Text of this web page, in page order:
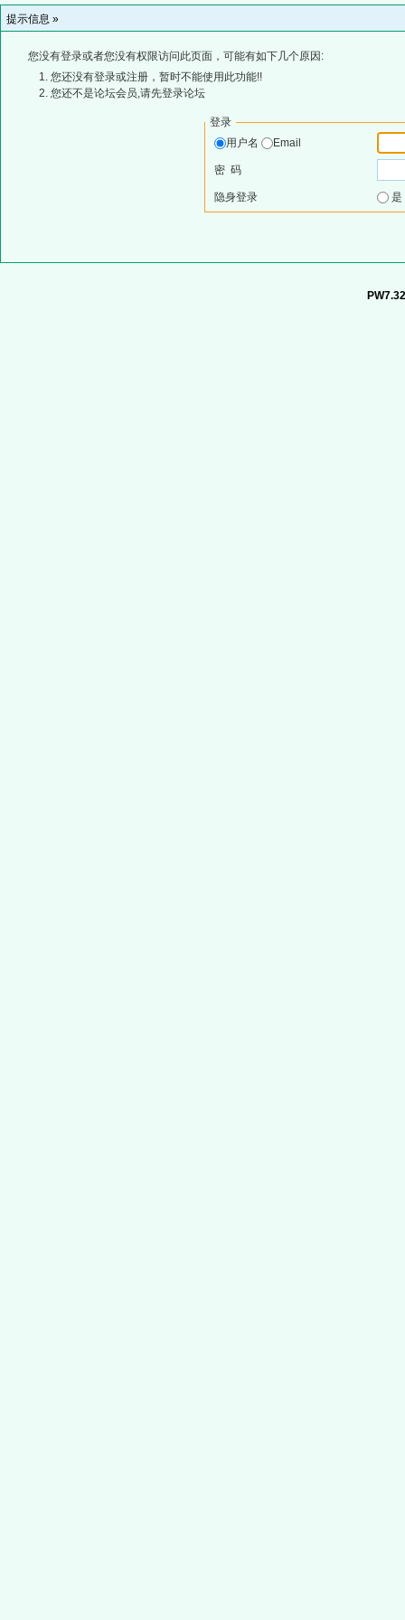
提示信息 »
您没有登录或者您没有权限访问此页面，可能有如下几个原因:
您还没有登录或注册，暂时不能使用此功能!!
您还不是论坛会员,请先登录论坛
登录
用户名
Email
密 码
隐身登录